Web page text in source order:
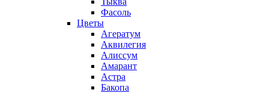
Фасоль
Цветы
Агератум
Аквилегия
Алиссум
Амарант
Астра
Бакопа